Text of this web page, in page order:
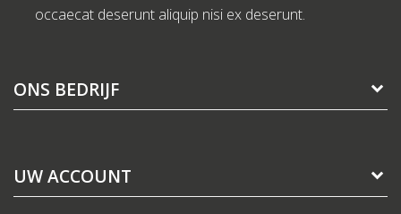
occaecat deserunt aliquip nisi ex deserunt.
ONS BEDRIJF
UW ACCOUNT